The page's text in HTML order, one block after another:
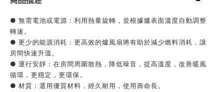
● 無需電池或電源：利用熱量旋轉，並根據爐表面溫度自動調整
轉速。
● 更少的能源消耗：更高效的爐風扇將有助於減少燃料消耗，讓
房間快速升溫。
● 運行安靜：在房間周圍散熱，降低噪音，提高溫度，改善暖風
循環，更穩定，更環保。
● 材質：選用優質材料，經久耐用，使用壽命長。